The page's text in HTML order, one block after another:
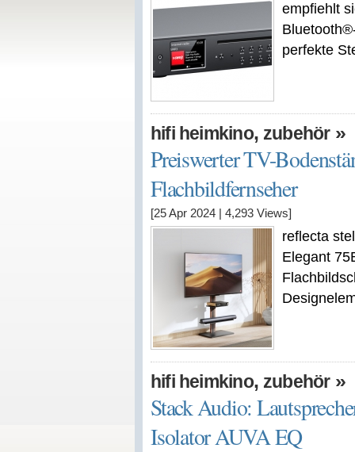
empfiehlt
perfekte
hifi heimkino, zubehör»
Preiswerter TV-
Flachbildfernseher
[25 Apr 2024 4,293 Views]
reflecta
Elegant
hifi heimkino, zubehör»
Stack Audio:
Isolator AUVA EQ